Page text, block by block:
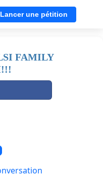
Lancer une pétition
FAMILY